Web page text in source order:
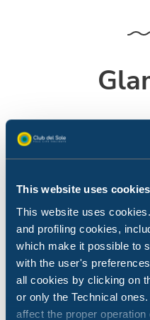
This website uses cookies
This website uses
and profiling cookies,
which make it possible to
with the user's
all cookies by clicking on
or only the Technical
affect the proper
Om de charme van het
alle gemakken die je zoekt.